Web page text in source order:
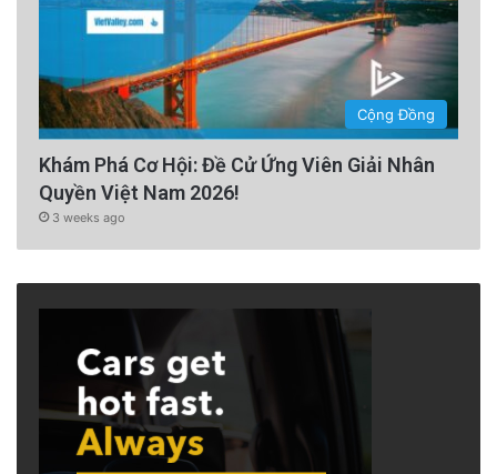
Cộng Đồng
Khám Phá Cơ Hội: Đề Cử Ứng Viên Giải Nhân
Quyền Việt Nam 2026!
3 weeks ago